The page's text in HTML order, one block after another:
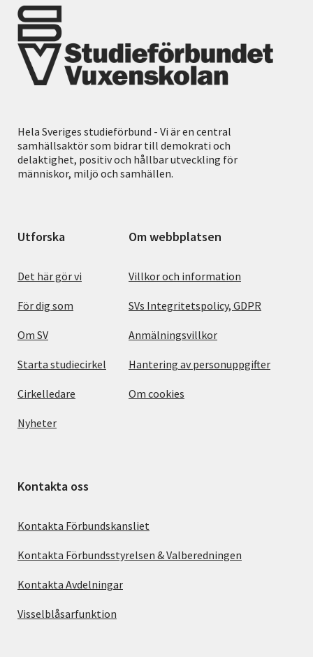
Hela Sveriges studieförbund - Vi är en central
samhällsaktör som bidrar till demokrati och
delaktighet, positiv och hållbar utveckling för
människor, miljö och samhällen.
Utforska
Det här gör vi
För dig som
Om SV
Starta studiecirkel
Cirkelledare
Nyheter
Om webbplatsen
Villkor och information
SVs Integritetspolicy, GDPR
Anmälningsvillkor
Hantering av personuppgifter
Om cookies
Kontakta oss
Kontakta Förbundskansliet
Kontakta Förbundsstyrelsen & Valberedningen
Kontakta Avdelningar
Visselblåsarfunktion